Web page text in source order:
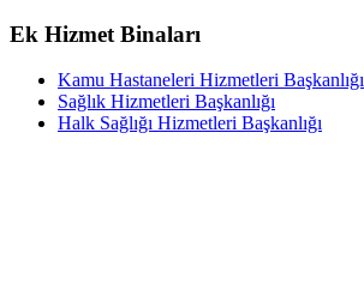
Ek Hizmet Binaları
Kamu Hastaneleri Hizmetleri Başkanlığı
Sağlık Hizmetleri Başkanlığı
Halk Sağlığı Hizmetleri Başkanlığı